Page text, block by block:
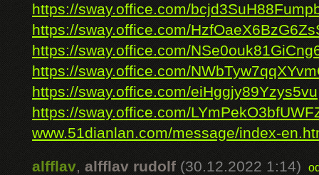
https://sway.office.com/
https://sway.office.com/
https://sway.office.com/
https://sway.office.com/
https://sway.office.com/eiHggjy89Yzys5vu
https://sway.office.com/
www.51dianlan.com/message/index-
alfflav, alfflav rudolf (30.12.2022 1:14)